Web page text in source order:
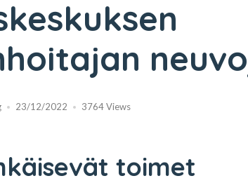
23/12/2022 3764 Views
toimet